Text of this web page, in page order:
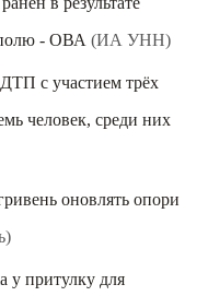
- ОВА (ИА УНН)
с участием трёх
человек, среди них
оновлять опори
у притулку для